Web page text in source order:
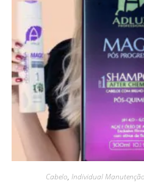
Cabelo, Individual Manutenção